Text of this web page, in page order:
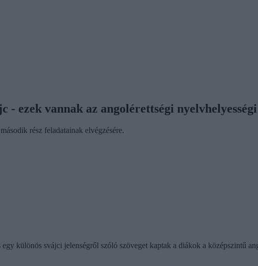
- ezek vannak az angolérettségi
rész feladatainak elvégzésére.
különös svájci jelenségről szóló szöveget kaptak a diákok a középszintű